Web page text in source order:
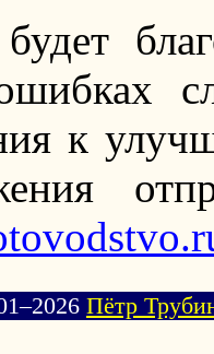
к
Пётр